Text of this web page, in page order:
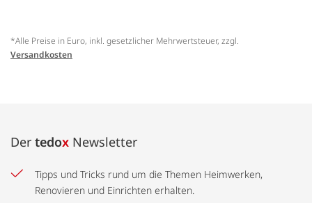
*Alle Preise in Euro, inkl. gesetzlicher Mehrwertsteuer, zzgl.
Versandkosten
Der tedox Newsletter
Tipps und Tricks rund um die Themen Heimwerken,
Renovieren und Einrichten erhalten.